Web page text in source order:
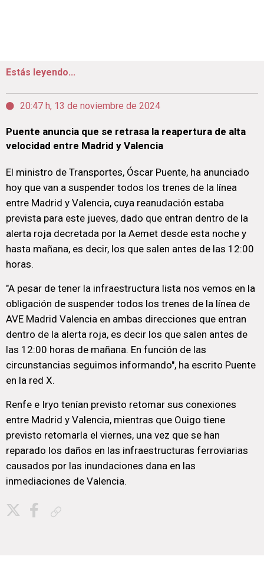
Estás leyendo...
20:47 h, 13 de noviembre de 2024
Puente anuncia que se retrasa la reapertura de alta
velocidad entre Madrid y Valencia
El ministro de Transportes, Óscar Puente, ha anunciado
hoy que van a suspender todos los trenes de la línea
entre Madrid y Valencia, cuya reanudación estaba
prevista para este jueves, dado que entran dentro de la
alerta roja decretada por la Aemet desde esta noche y
hasta mañana, es decir, los que salen antes de las 12:00
horas.
"A pesar de tener la infraestructura lista nos vemos en la
obligación de suspender todos los trenes de la línea de
AVE Madrid Valencia en ambas direcciones que entran
dentro de la alerta roja, es decir los que salen antes de
las 12:00 horas de mañana. En función de las
circunstancias seguimos informando", ha escrito Puente
en la red X.
Renfe e Iryo tenían previsto retomar sus conexiones
entre Madrid y Valencia, mientras que Ouigo tiene
previsto retomarla el viernes, una vez que se han
reparado los daños en las infraestructuras ferroviarias
causados por las inundaciones dana en las
inmediaciones de Valencia.